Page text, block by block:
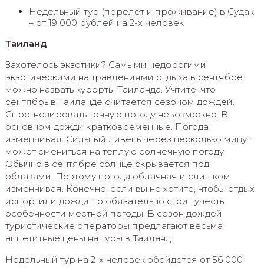
Недельный тур (перелет и проживание) в Судак
– от 19 000 рублей на 2-х человек
Таиланд
Захотелось экзотики? Самыми недорогими
экзотическими направлениями отдыха в сентябре
можно назвать курорты Таиланда. Учтите, что
сентябрь в Таиланде считается сезоном дождей.
Спрогнозировать точную погоду невозможно. В
основном дожди кратковременные. Погода
изменчивая. Сильный ливень через несколько минут
может смениться на теплую солнечную погоду.
Обычно в сентябре солнце скрывается под
облаками. Поэтому погода облачная и слишком
изменчивая. Конечно, если вы не хотите, чтобы отдых
испортили дожди, то обязательно стоит учесть
особенности местной погоды. В сезон дождей
туристические операторы предлагают весьма
аппетитные цены на туры в Таиланд.
Недельный тур на 2-х человек обойдется от 56 000